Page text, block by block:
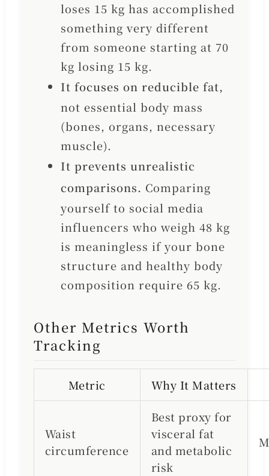
loses 15 kg has accomplished
something very different
from someone starting at 70
kg losing 15 kg.
It focuses on reducible fat,
not essential body mass
(bones, organs, necessary
muscle).
It prevents unrealistic
comparisons. Comparing
yourself to social media
influencers who weigh 48 kg
is meaningless if your bone
structure and healthy body
composition require 65 kg.
Other Metrics Worth
Tracking
Metric Why It Matters
Waist
circumference
Best proxy for
visceral fat
and metabolic
risk